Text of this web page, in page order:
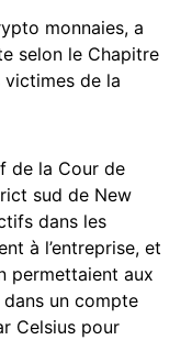
monnaies, a
selon le Chapitre
victimes de la
de la Cour de
sud de New
dans les
à l’entreprise, et
permettaient aux
un compte
Celsius pour